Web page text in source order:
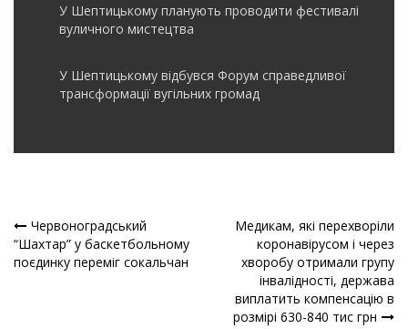
У Шептицькому планують проводити фестивалі
вуличного мистецтва
У Шептицькому відбувся Форум справедливої
трансформації вугільних громад
Навігація
записів
Червоноградський
“Шахтар” у баскетбольному
поєдинку переміг сокальчан
Медикам, які перехворіли
коронавірусом і через
хворобу отримали групу
інвалідності, держава
виплатить компенсацію в
розмірі 630-840 тис грн